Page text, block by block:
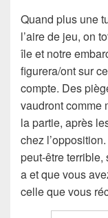
Quand plus une
l’aire de jeu, on
île et notre
figurera/ont sur
compte. Des
vaudront comme
la partie, après
chez
peut-être terrible,
a et que vous
celle que vous